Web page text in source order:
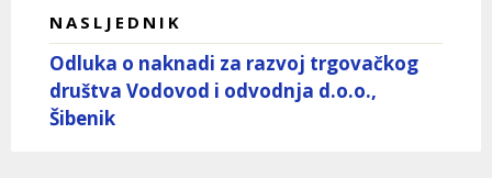
NASLJEDNIK
Odluka o naknadi za razvoj trgovačkog
društva Vodovod i odvodnja d.o.o.,
Šibenik